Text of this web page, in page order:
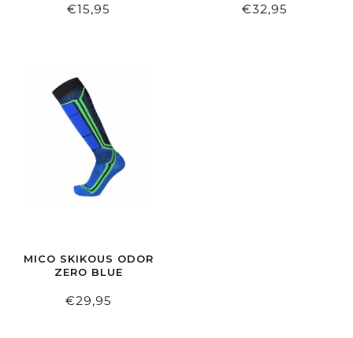
€15,95
ZWART ROOD
€32,95
MICO SKIKOUS ODOR
ZERO BLUE
€29,95